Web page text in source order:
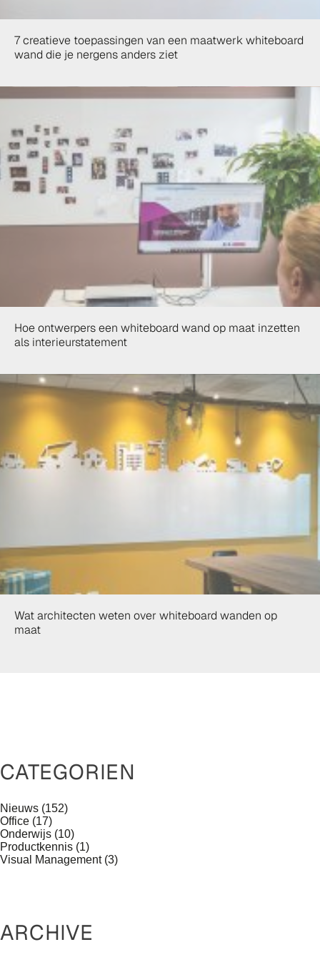
7 creatieve toepassingen van een maatwerk whiteboard
wand die je nergens anders ziet
Hoe ontwerpers een whiteboard wand op maat inzetten
als interieurstatement
Wat architecten weten over whiteboard wanden op
maat
CATEGORIEN
Nieuws (152)
Office (17)
Onderwijs (10)
Productkennis (1)
Visual Management(3)
ARCHIVE